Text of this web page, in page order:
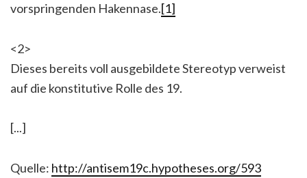
vorspringenden Hakennase.[1]
<2>
Dieses bereits voll ausgebildete Stereotyp verweist
auf die konstitutive Rolle des 19.
[...]
Quelle: http://antisem19c.hypotheses.org/593